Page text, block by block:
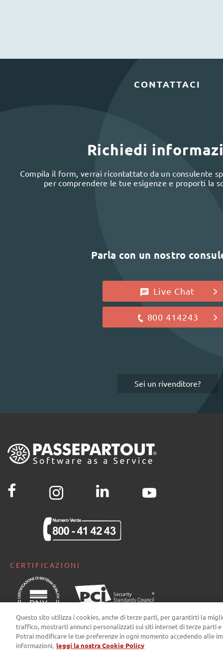
CONTATTACI
Richiedi
Compila il form, verrai ricontattato da un consulente
per comprendere le tue esigenze e proporti la
Parla con un nostro
Live Chat
800 414243
Sei un rivenditore?
CERTIFICAZIONI
Questo sito utilizza i cookies, anche di terze parti, per garantirti la
traffico, mostrarti annunci personalizzati sui siti internet di terze parti
Potrai modificare le tue preferenze in ogni momento accedendo alle
informazioni, leggi la nostra Cookie Policy